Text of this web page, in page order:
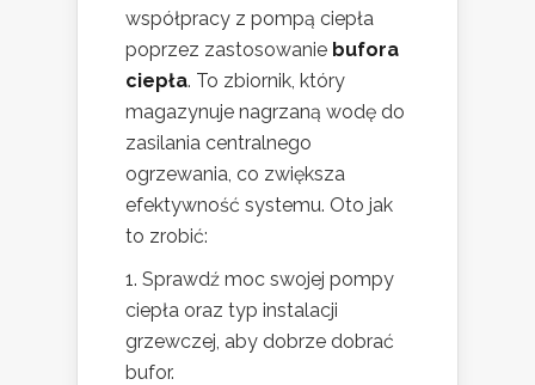
współpracy z pompą ciepła
poprzez zastosowanie bufora
ciepła. To zbiornik, który
magazynuje nagrzaną wodę do
zasilania centralnego
ogrzewania, co zwiększa
efektywność systemu. Oto jak
to zrobić:
Sprawdź moc swojej pompy
ciepła oraz typ instalacji
grzewczej, aby dobrze dobrać
bufor.